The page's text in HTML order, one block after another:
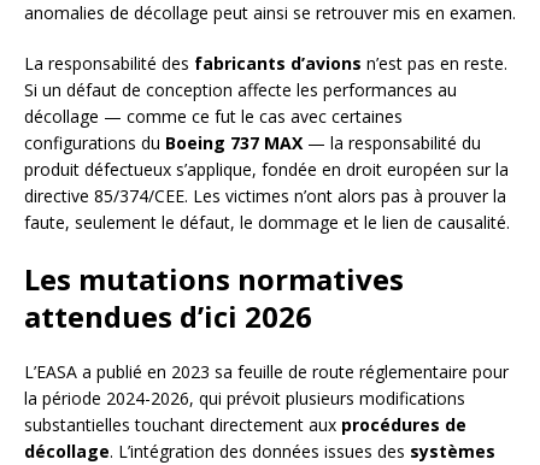
anomalies de décollage peut ainsi se retrouver mis en examen.
La responsabilité des fabricants d’avions n’est pas en reste.
Si un défaut de conception affecte les performances au
décollage — comme ce fut le cas avec certaines
configurations du Boeing 737 MAX — la responsabilité du
produit défectueux s’applique, fondée en droit européen sur la
directive 85/374/CEE. Les victimes n’ont alors pas à prouver la
faute, seulement le défaut, le dommage et le lien de causalité.
Les mutations normatives
attendues d’ici 2026
L’EASA a publié en 2023 sa feuille de route réglementaire pour
la période 2024-2026, qui prévoit plusieurs modifications
substantielles touchant directement aux procédures de
décollage. L’intégration des données issues des systèmes